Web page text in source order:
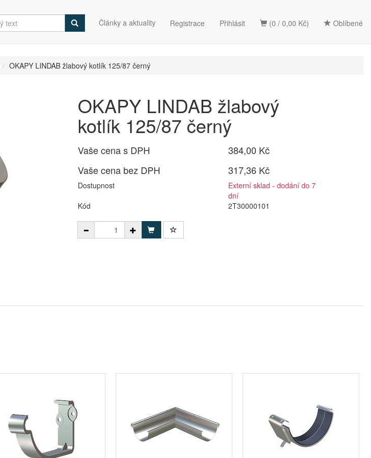
(0 / 0,00 Kč) Oblíbené
Články a aktuality Registrace Přihlásit
OKAPY LINDAB žlabový kotlík 125/87 černý
OKAPY LINDAB žlabový
kotlík 125/87 černý
Vaše cena s DPH
384,00 Kč
Vaše cena bez DPH
317,36 Kč
Dostupnost
Externí sklad - dodání do 7
dní
Kód
2T30000101